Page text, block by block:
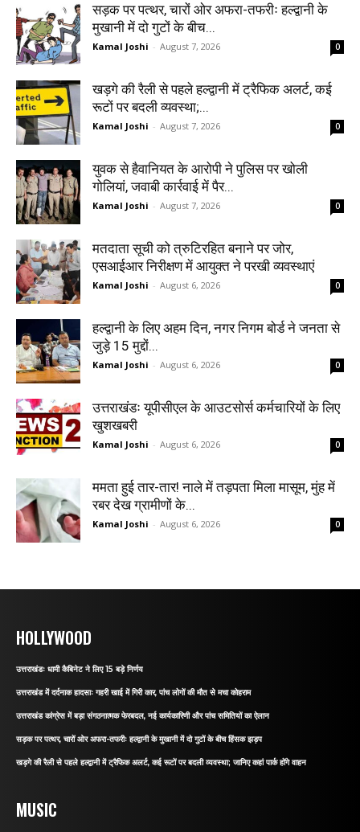
सड़क पर पत्थर, चारों ओर अफरा-तफरीः हल्द्वानी के
मुखानी में दो गुटों के बीच...
Kamal Joshi - August 7, 2026 0
खड़गे की रैली से पहले हल्द्वानी में ट्रैफिक अलर्ट, कई
रूटों पर बदली व्यवस्था;...
Kamal Joshi - August 7, 2026 0
युवक से हैवानियत के आरोपी ने पुलिस पर खोली
गोलियां, जवाबी कार्रवाई में पैर...
Kamal Joshi - August 7, 2026 0
मतदाता सूची को त्रुटिरहित बनाने पर जोर,
एसआईआर निरीक्षण में आयुक्त ने परखी व्यवस्थाएं
Kamal Joshi - August 6, 2026 0
हल्द्वानी के लिए अहम दिन, नगर निगम बोर्ड ने जनता से
जुड़े 15 मुद्दों...
Kamal Joshi - August 6, 2026 0
उत्तराखंडः यूपीसीएल के आउटसोर्स कर्मचारियों के लिए
खुशखबरी
Kamal Joshi - August 6, 2026 0
ममता हुई तार-तार! नाले में तड़पता मिला मासूम, मुंह में
रबर देख ग्रामीणों के...
Kamal Joshi - August 6, 2026 0
HOLLYWOOD
उत्तराखंडः धामी कैबिनेट ने लिए 15 बड़े निर्णय
उत्तराखंड में दर्दनाक हादसाः गहरी खाई में गिरी कार, पांच लोगों की मौत से मचा कोहराम
उत्तराखंड कांग्रेस में बड़ा संगठनात्मक फेरबदल, नई कार्यकारिणी और पांच समितियों का ऐलान
सड़क पर पत्थर, चारों ओर अफरा-तफरीः हल्द्वानी के मुखानी में दो गुटों के बीच हिंसक झड़प
खड़गे की रैली से पहले हल्द्वानी में ट्रैफिक अलर्ट, कई रूटों पर बदली व्यवस्था; जानिए कहां पार्क होंगे वाहन
MUSIC